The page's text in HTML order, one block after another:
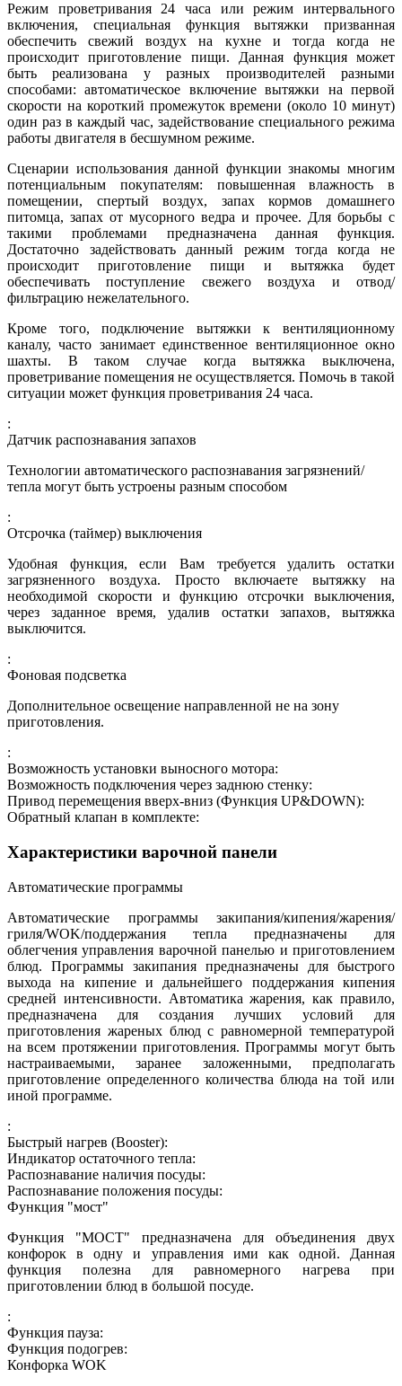
Режим проветривания 24 часа или режим интервального
включения, специальная функция вытяжки призванная
обеспечить свежий воздух на кухне и тогда когда не
происходит приготовление пищи. Данная функция может
быть реализована у разных производителей разными
способами: автоматическое включение вытяжки на первой
скорости на короткий промежуток времени (около 10 минут)
один раз в каждый час, задействование специального режима
работы двигателя в бесшумном режиме.
Сценарии использования данной функции знакомы многим
потенциальным покупателям: повышенная влажность в
помещении, спертый воздух, запах кормов домашнего
питомца, запах от мусорного ведра и прочее. Для борьбы с
такими проблемами предназначена данная функция.
Достаточно задействовать данный режим тогда когда не
происходит приготовление пищи и вытяжка будет
обеспечивать поступление свежего воздуха и отвод/
фильтрацию нежелательного.
Кроме того, подключение вытяжки к вентиляционному
каналу, часто занимает единственное вентиляционное окно
шахты. В таком случае когда вытяжка выключена,
проветривание помещения не осуществляется. Помочь в такой
ситуации может функция проветривания 24 часа.
:
Датчик распознавания запахов
Технологии автоматического распознавания загрязнений/
тепла могут быть устроены разным способом
:
Отсрочка (таймер) выключения
Удобная функция, если Вам требуется удалить остатки
загрязненного воздуха. Просто включаете вытяжку на
необходимой скорости и функцию отсрочки выключения,
через заданное время, удалив остатки запахов, вытяжка
выключится.
:
Фоновая подсветка
Дополнительное освещение направленной не на зону
приготовления.
:
Возможность установки выносного мотора:
Возможность подключения через заднюю стенку:
Привод перемещения вверх-вниз (Функция UP&DOWN):
Обратный клапан в комплекте:
Характеристики варочной панели
Автоматические программы
Автоматические программы закипания/кипения/жарения/
гриля/WOK/поддержания тепла предназначены для
облегчения управления варочной панелью и приготовлением
блюд. Программы закипания предназначены для быстрого
выхода на кипение и дальнейшего поддержания кипения
средней интенсивности. Автоматика жарения, как правило,
предназначена для создания лучших условий для
приготовления жареных блюд с равномерной температурой
на всем протяжении приготовления. Программы могут быть
настраиваемыми, заранее заложенными, предполагать
приготовление определенного количества блюда на той или
иной программе.
:
Быстрый нагрев (Booster):
Индикатор остаточного тепла:
Распознавание наличия посуды:
Распознавание положения посуды:
Функция "мост"
Функция "МОСТ" предназначена для объединения двух
конфорок в одну и управления ими как одной. Данная
функция полезна для равномерного нагрева при
приготовлении блюд в большой посуде.
:
Функция пауза:
Функция подогрев:
Конфорка WOK